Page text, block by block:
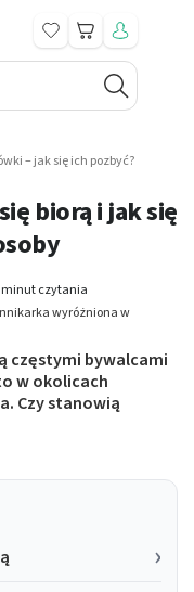
Koszyk
– jak się ich pozbyć?
biorą i jak się
minut czytania
wyróżniona w
częstymi bywalcami
w okolicach
Czy stanowią